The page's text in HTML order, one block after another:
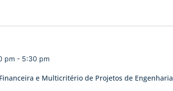
e Multicritério de Projetos de Engenharia
pm - 5:30 pm